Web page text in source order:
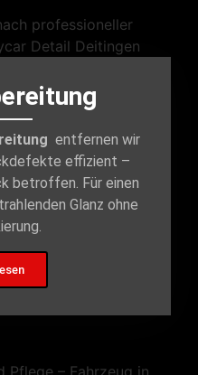
entfernen wir
effizient –
betroffen. Für einen
Glanz ohne